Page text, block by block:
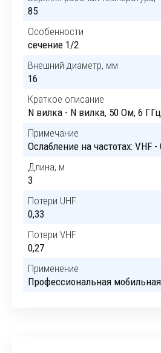
85
Особенности
сечение 1/2
Внешний диаметр, мм
16
Краткое описание
N вилка - N вилка, 50 Ом, 6 ГГц
Примечание
Ослабление на частотах: VHF
Длина, м
3
Потери UHF
0,33
Потери VHF
0,27
Применение
Профессиональная